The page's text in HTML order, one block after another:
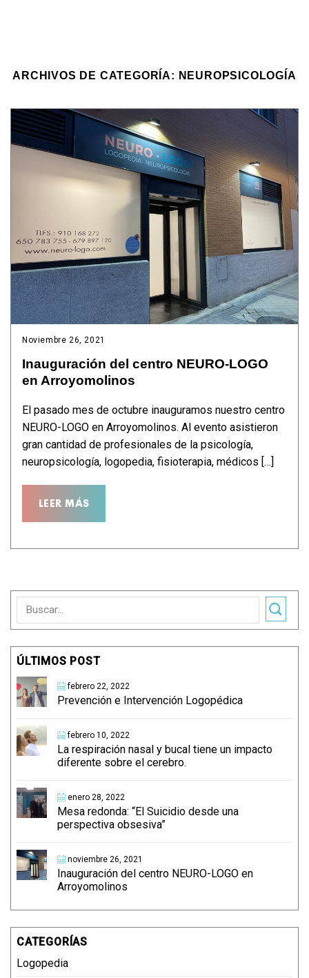
ARCHIVOS DE CATEGORÍA: NEUROPSICOLOGÍA
Noviembre 26, 2021
Inauguración del centro NEURO-LOGO
en Arroyomolinos
El pasado mes de octubre inauguramos nuestro centro
NEURO-LOGO en Arroyomolinos. Al evento asistieron
gran cantidad de profesionales de la psicología,
neuropsicología, logopedia, fisioterapia, médicos […]
LEER MÁS
ÚLTIMOS POST
febrero 22, 2022
Prevención e Intervención Logopédica
febrero 10, 2022
La respiración nasal y bucal tiene un impacto
diferente sobre el cerebro.
enero 28, 2022
Mesa redonda: “El Suicidio desde una
perspectiva obsesiva”
noviembre 26, 2021
Inauguración del centro NEURO-LOGO en
Arroyomolinos
CATEGORÍAS
Logopedia